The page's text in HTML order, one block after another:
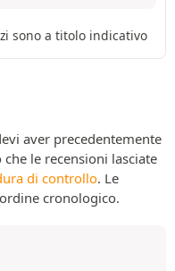
sono a titolo indicativo
aver precedentemente
le recensioni lasciate
di controllo. Le
cronologico.